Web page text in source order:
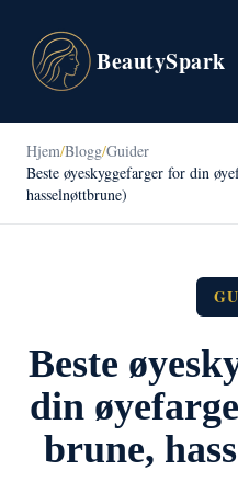
BeautySpark
Hjem/Blogg/Guider
Beste øyeskyggefarger for din
hasselnøttbrune)
Beste
din
brune,